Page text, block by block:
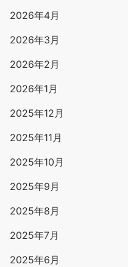
2026年4月
2026年3月
2026年2月
2026年1月
2025年12月
2025年11月
2025年10月
2025年9月
2025年8月
2025年7月
2025年6月